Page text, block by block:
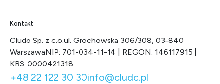
Kontakt
Cludo Sp. z o.o.ul. Grochowska 306/308, 03-840
WarszawaNIP: 701-034-11-14 | REGON: 146117915 |
KRS: 0000421318
+48 22 122 30 30info@cludo.pl